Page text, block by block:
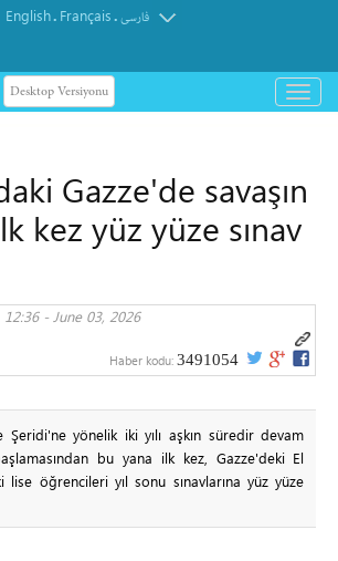
English. Français.فارسی
Desktop Versiyonu
باز
و
منو
Gazze'de savaşın
kez yüz yüze sınav
12:36 - June 03, 2026
Haber kodu: 3491054
Şeridi'ne yönelik iki yılı aşkın süredir devam
bu yana ilk kez, Gazze'deki El
lise öğrencileri yıl sonu sınavlarına yüz yüze